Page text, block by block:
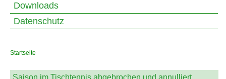
Downloads
Datenschutz
Startseite
Saison im Tischtennis abgebrochen und annulliert